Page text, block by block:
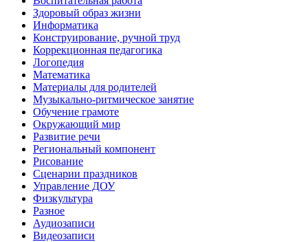
Здоровый образ жизни
Информатика
Конструирование, ручной труд
Коррекционная педагогика
Логопедия
Математика
Материалы для родителей
Музыкально-ритмическое занятие
Обучение грамоте
Окружающий мир
Развитие речи
Региональный компонент
Рисование
Сценарии праздников
Управление ДОУ
Физкультура
Разное
Аудиозаписи
Видеозаписи